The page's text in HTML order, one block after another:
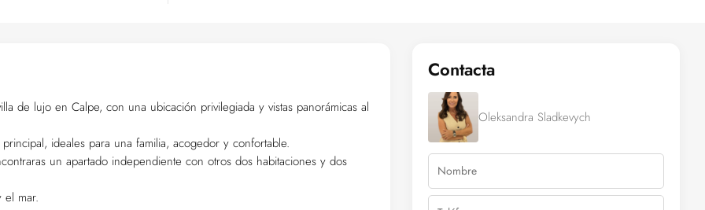
de lujo en Calpe, con una ubicación privilegiada y vistas panorámicas al
ideales para una familia, acogedor y confortable.
un apartado independiente con otros dos habitaciones y dos
el mar.
Contacta
Oleksandra Sladkevych